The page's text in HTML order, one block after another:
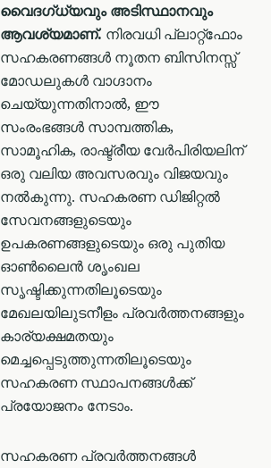
വൈദഗ്ധ്യവും അടിസ്ഥാനവും
ആവശ്യമാണ്. നിരവധി പ്ലാറ്റ്ഫോം
സഹകരണങ്ങൾ നൂതന ബിസിനസ്സ്
മോഡലുകൾ വാഗ്ദാനം
ചെയ്യുന്നതിനാൽ, ഈ
സംരംഭങ്ങൾ സാമ്പത്തിക,
സാമൂഹിക, രാഷ്ട്രീയ വേര്‍പിരിയലിന്
ഒരു വലിയ അവസരവും വിജയവും
നൽകുന്നു. സഹകരണ ഡിജിറ്റൽ
സേവനങ്ങളുടെയും
ഉപകരണങ്ങളുടെയും ഒരു പുതിയ
ഓൺലൈൻ ശൃംഖല
സൃഷ്ടിക്കുന്നതിലൂടെയും
മേഖലയിലുടനീളം പ്രവർത്തനങ്ങളും
കാര്യക്ഷമതയും
മെച്ചപ്പെടുത്തുന്നതിലൂടെയും
സഹകരണ സ്ഥാപനങ്ങൾക്ക്
പ്രയോജനം നേടാം.
സഹകരണ പ്രവര്‍ത്തനങ്ങള്‍